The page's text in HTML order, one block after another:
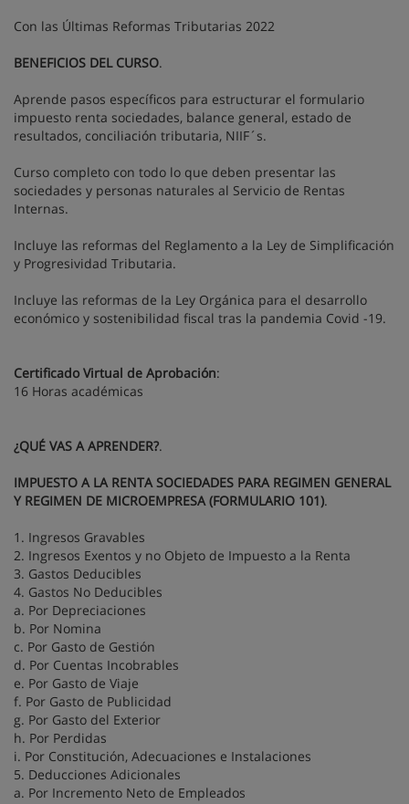
Con las Últimas Reformas Tributarias 2022
BENEFICIOS DEL CURSO.
Aprende pasos específicos para estructurar el formulario
impuesto renta sociedades, balance general, estado de
resultados, conciliación tributaria, NIIF´s.
Curso completo con todo lo que deben presentar las
sociedades y personas naturales al Servicio de Rentas
Internas.
Incluye las reformas del Reglamento a la Ley de Simplificación
y Progresividad Tributaria.
Incluye las reformas de la Ley Orgánica para el desarrollo
económico y sostenibilidad fiscal tras la pandemia Covid -19.
Certificado Virtual de Aprobación:
16 Horas académicas
¿QUÉ VAS A APRENDER?.
IMPUESTO A LA RENTA SOCIEDADES PARA REGIMEN GENERAL
Y REGIMEN DE MICROEMPRESA (FORMULARIO 101).
1. Ingresos Gravables
2. Ingresos Exentos y no Objeto de Impuesto a la Renta
3. Gastos Deducibles
4. Gastos No Deducibles
a. Por Depreciaciones
b. Por Nomina
c. Por Gasto de Gestión
d. Por Cuentas Incobrables
e. Por Gasto de Viaje
f. Por Gasto de Publicidad
g. Por Gasto del Exterior
h. Por Perdidas
i. Por Constitución, Adecuaciones e Instalaciones
5. Deducciones Adicionales
a. Por Incremento Neto de Empleados